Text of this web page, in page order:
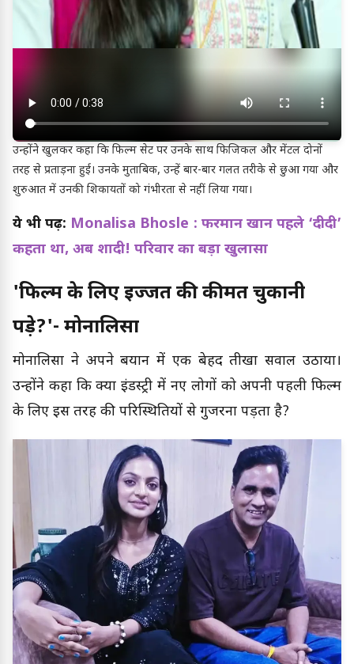
उन्होंने खुलकर कहा कि फिल्म सेट पर उनके साथ फिजिकल और मेंटल दोनों
तरह से प्रताड़ना हुई। उनके मुताबिक, उन्हें बार-बार गलत तरीके से छुआ गया और
शुरुआत में उनकी शिकायतों को गंभीरता से नहीं लिया गया।
ये भी पढ़ें: Monalisa Bhosle : फरमान खान पहले ‘दीदी’
कहता था, अब शादी! परिवार का बड़ा खुलासा
'फिल्म के लिए इज्जत की कीमत चुकानी
पड़े?'- मोनालिसा
मोनालिसा ने अपने बयान में एक बेहद तीखा सवाल उठाया।
उन्होंने कहा कि क्या इंडस्ट्री में नए लोगों को अपनी पहली फिल्म
के लिए इस तरह की परिस्थितियों से गुजरना पड़ता है?